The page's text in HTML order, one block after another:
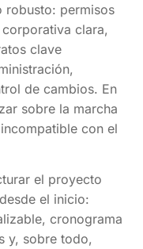
robusto: permisos
clara,
clave
de cambios. En
sobre la marcha
con el
el proyecto
el inicio:
cronograma
y, sobre todo,